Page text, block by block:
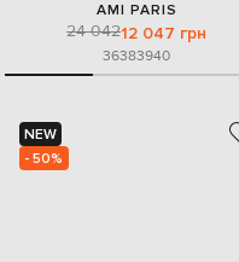
AMI PARIS
24 04212 047 грн
36383940
NEW
- 50%